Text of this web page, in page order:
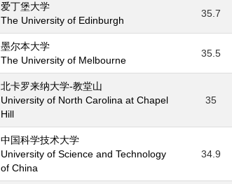
爱丁堡大学
The University of Edinburgh
35.7
墨尔本大学
The University of Melbourne
35.5
北卡罗来纳大学-教堂山
University of North Carolina at Chapel
Hill
35
中国科学技术大学
University of Science and Technology
of China
34.9